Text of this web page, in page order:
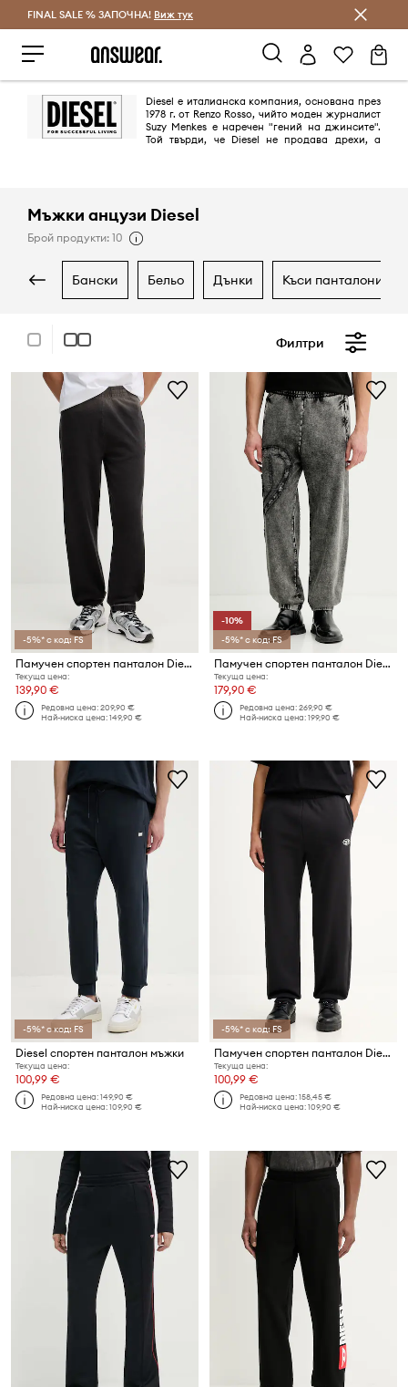
Спестявай с Answear Club
FINAL SALE % ЗАПОЧНА! Виж тук
Diesel е италианска компания, основана през
1978 г. от Renzo Rosso, чийто моден журналист
Suzy Menkes е наречен "гений на джинсите".
Той твърди, че Diesel не продава дрехи, а
Мъжки анцузи Diesel
Брой продукти: 10
бански бельо дънки къси панталони
Филтри
-5%* с код: FS
Памучен спортен панталон Diesel P-MARF
Текуща цена:
139,90 €
Редовна цена:209,90 €
Най-ниска цена:149,90 €
-10%
-5%* с код: FS
Памучен спортен панталон Diesel P-MARKY-DEN
Текуща цена:
179,90 €
Редовна цена:269,90 €
Най-ниска цена:199,90 €
-5%* с код: FS
Diesel спортен панталон мъжки
Текуща цена:
100,99 €
Редовна цена:149,90 €
Най-ниска цена:109,90 €
-5%* с код: FS
Памучен спортен панталон Diesel P-MARKY-IOD
Текуща цена:
100,99 €
Редовна цена:158,45 €
Най-ниска цена:109,90 €